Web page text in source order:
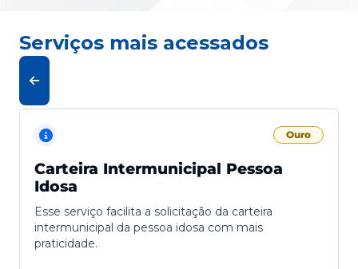
Serviços mais acessados
Ouro
Carteira Intermunicipal Pessoa
Idosa
Esse serviço facilita a solicitação da carteira
intermunicipal da pessoa idosa com mais
praticidade.